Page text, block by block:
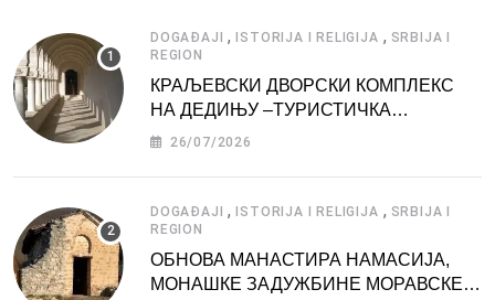
DOGAĐAJI ,ISTORIJA I RELIGIJA , SRBIJA I
REGION
КРАЉЕВСКИ ДВОРСКИ КОМПЛЕКС
НА ДЕДИЊУ –ТУРИСТИЧКА
АТРАКЦИЈА
26/07/2026
DOGAĐAJI ,ISTORIJA I RELIGIJA , SRBIJA I
REGION
ОБНОВА МАНАСТИРА НАМАСИЈА,
МОНАШКЕ ЗАДУЖБИНЕ МОРАВСКЕ